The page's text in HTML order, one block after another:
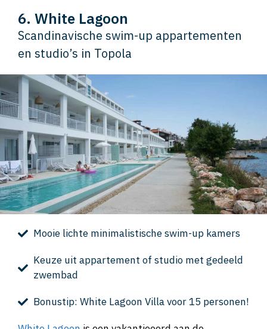
6. White Lagoon
Scandinavische swim-up appartementen
en studio’s in Topola
Mooie lichte minimalistische swim-up kamers
Keuze uit appartement of studio met gedeeld
zwembad
Bonustip: White Lagoon Villa voor 15 personen!